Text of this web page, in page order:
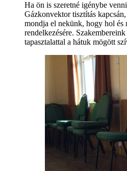
Ha ön is szeretné igénybe
Gázkonvektor tisztítás
mondja el nekünk, hogy hol és
rendelkezésére.
tapasztalattal a hátuk mögött